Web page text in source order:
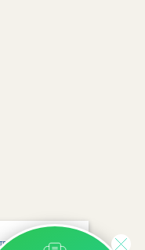
vRossii.ru